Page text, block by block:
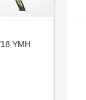
YMH